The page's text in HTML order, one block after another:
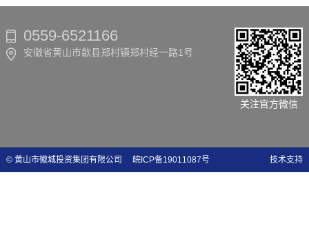
0559-6521166
安徽省黄山市歙县郑村镇郑村经一路1号
关注官方微信
© 黄山市徽城投资集团有限公司 皖ICP备19011087号 技术支持